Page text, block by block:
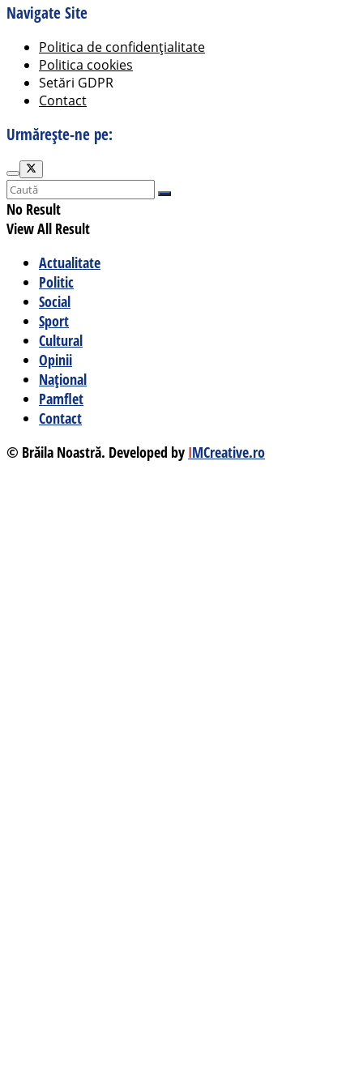
Navigate Site
Politica de confidențialitate
Politica cookies
Setări GDPR
Contact
Urmărește-ne pe:
No Result
View All Result
Actualitate
Politic
Social
Sport
Cultural
Opinii
Național
Pamflet
Contact
© Brăila Noastră. Developed by IMCreative.ro